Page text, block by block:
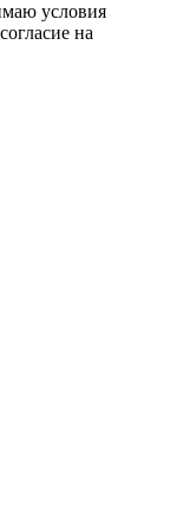
условия
на